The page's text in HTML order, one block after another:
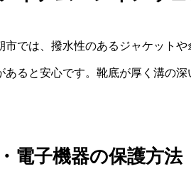
市では、撥水性のあるジャケット
あると安心です。靴底が厚く溝の
電子機器の保護方法